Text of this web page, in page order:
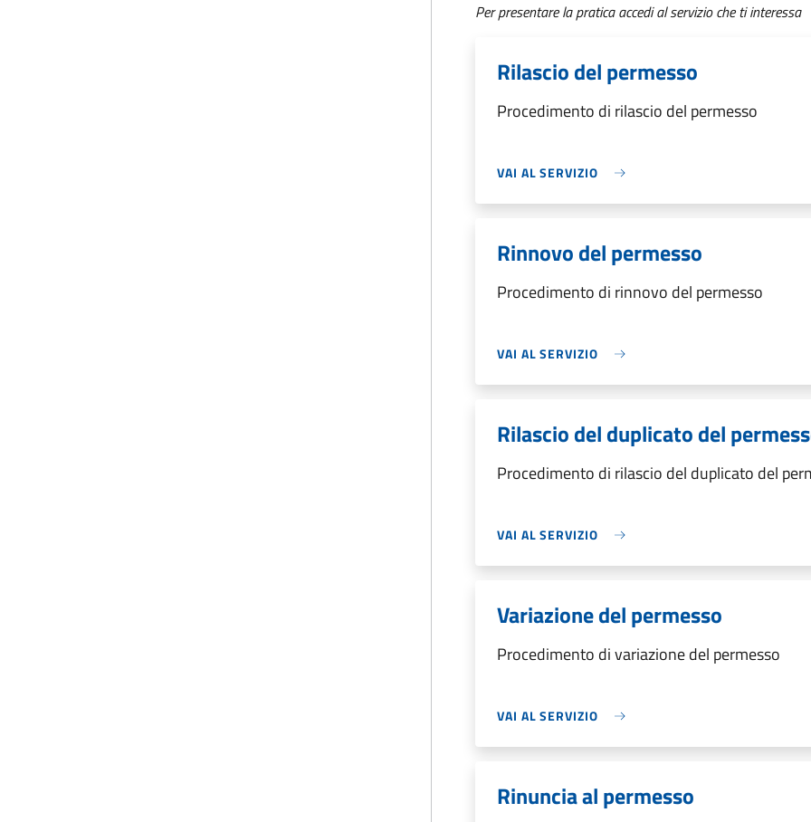
Per presentare la pratica accedi al servizio che ti interessa
Rilascio del permesso
Procedimento di rilascio del permesso
VAI AL SERVIZIO
Rinnovo del permesso
Procedimento di rinnovo del permesso
VAI AL SERVIZIO
Rilascio del duplicato del
Procedimento di rilascio del duplicato del
VAI AL SERVIZIO
Variazione del permesso
Procedimento di variazione del permesso
VAI AL SERVIZIO
Rinuncia al permesso